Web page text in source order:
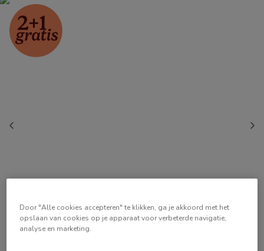
Door "Alle cookies accepteren" te klikken, ga je akkoord met het
opslaan van cookies op je apparaat voor verbeterde navigatie,
analyse en marketing.